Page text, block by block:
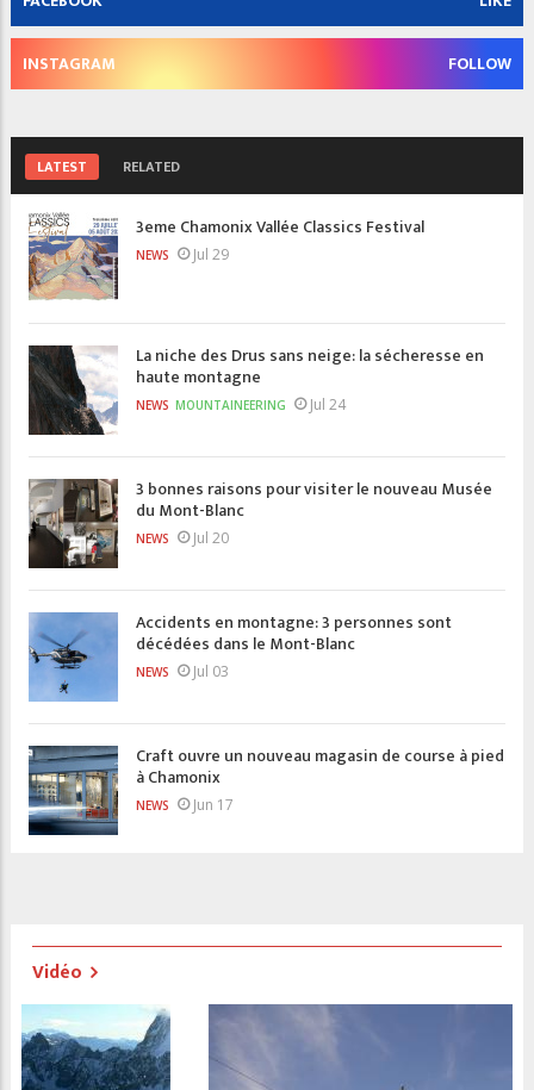
INSTAGRAM FOLLOW
LATEST RELATED
3eme Chamonix Vallée Classics Festival
NEWS Jul 29
La niche des Drus sans neige: la sécheresse en
haute montagne
NEWS MOUNTAINEERING Jul 24
3 bonnes raisons pour visiter le nouveau Musée
du Mont-Blanc
NEWS Jul 20
Accidents en montagne: 3 personnes sont
décédées dans le Mont-Blanc
NEWS Jul 03
Craft ouvre un nouveau magasin de course à pied
à Chamonix
NEWS Jun 17
Vidéo